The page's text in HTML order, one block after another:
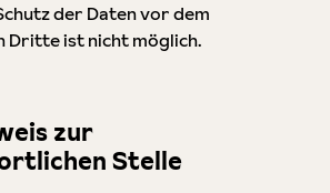
der Daten vor dem
Dritte ist nicht möglich.
zur
Stelle